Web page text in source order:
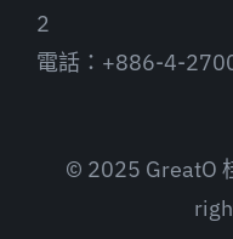
2
電話：+886-4-
© 2025 GreatO